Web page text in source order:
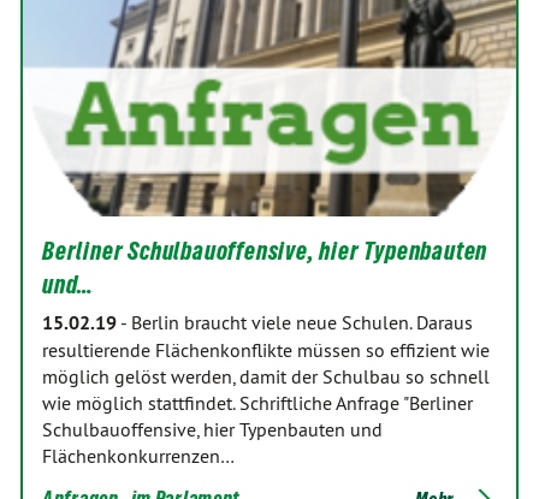
Berliner Schulbauoffensive, hier Typenbauten
und…
15.02.19 - Berlin braucht viele neue Schulen. Daraus
resultierende Flächenkonflikte müssen so effizient wie
möglich gelöst werden, damit der Schulbau so schnell
wie möglich stattfindet. Schriftliche Anfrage "Berliner
Schulbauoffensive, hier Typenbauten und
Flächenkonkurrenzen…